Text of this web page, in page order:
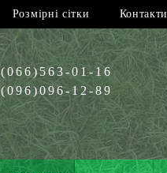
Розмірні сітки Контакти
(066)563-01-16
(096)096-12-89